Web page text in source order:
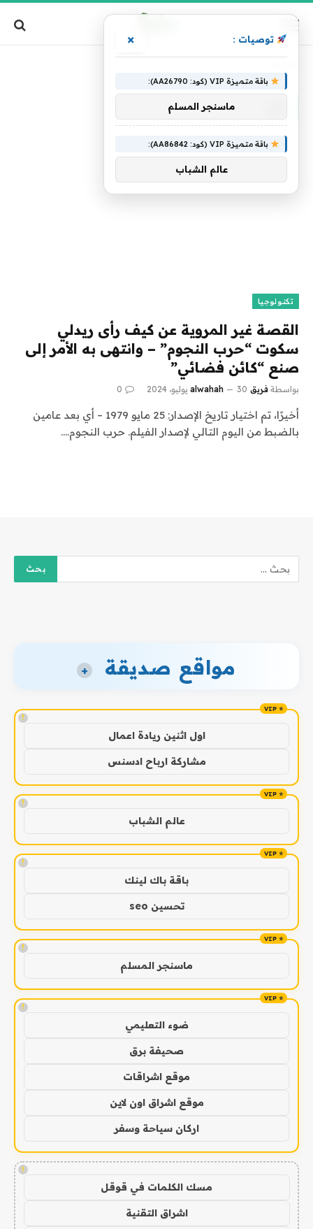
تكنولوجيا
القصة غير المروية عن كيف رأى ريدلي
سكوت “حرب النجوم” – وانتهى به الأمر إلى
صنع “كائن فضائي”
بواسطة فريق alwahah 30 يوليو، 2024 0
أخيرًا، تم اختيار تاريخ الإصدار: 25 مايو 1979 – أي بعد عامين
بالضبط من اليوم التالي لإصدار الفيلم. حرب النجوم.…
مواقع صديقة +
!
اول اثنين ريادة اعمال
مشاركة ارباح ادسنس
!
عالم الشباب
!
باقة باك لينك
تحسين seo
!
ماسنجر المسلم
!
ضوء التعليمي
صحيفة برق
موقع اشراقات
موقع اشراق اون لاين
اركان سياحة وسفر
!
مسك الكلمات في قوقل
اشراق التقنية
توصيات : ×
باقة متميزة VIP (كود: AA26790):
ماسنجر المسلم
باقة متميزة VIP (كود: AA86842):
عالم الشباب